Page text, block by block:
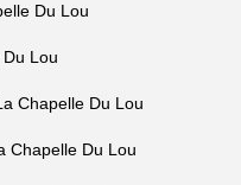
Du Lou
Lou
Chapelle Du Lou
Chapelle Du Lou